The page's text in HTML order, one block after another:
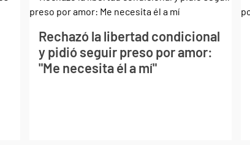
Rechazó la libertad condicional
y pidió seguir preso por amor:
"Me necesita él a mí"